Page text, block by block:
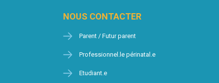
NOUS CONTACTER
Parent / Futur parent
Professionnel.le périnatal.e
Etudiant.e